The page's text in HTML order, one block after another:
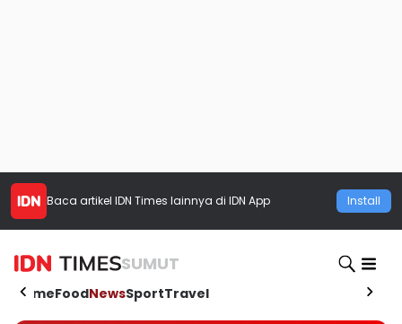
Baca artikel IDN Times lainnya di IDN App Install
SUMUT
HomeFoodNewsSportTravel